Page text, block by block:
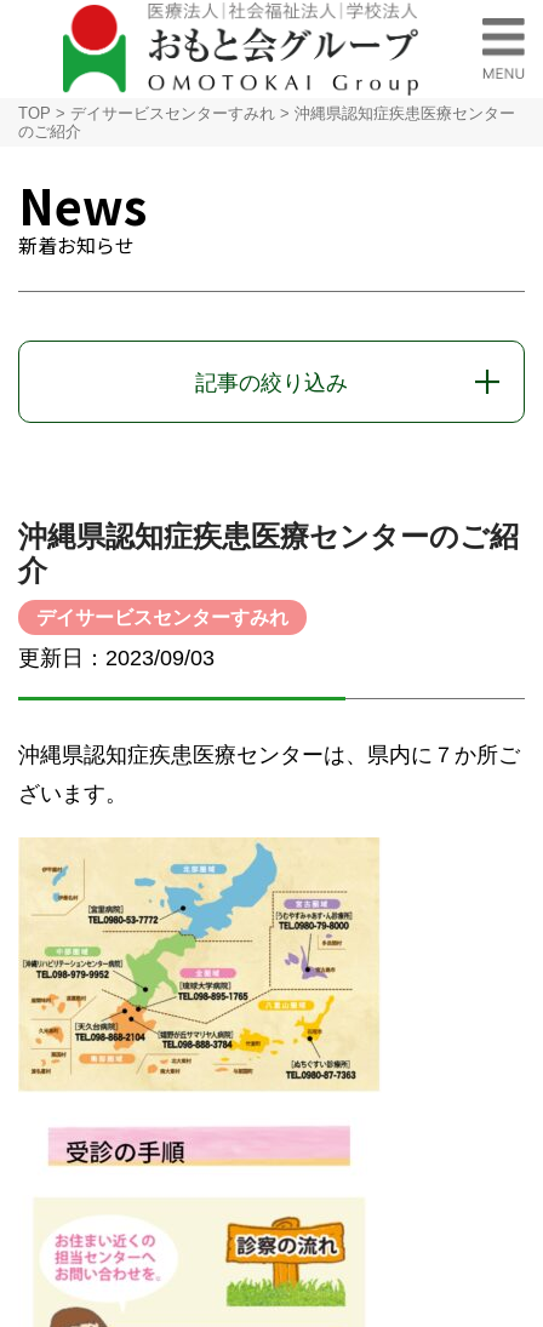
TOP > デイサービスセンターすみれ > 沖縄県認知症疾患医療センター
のご紹介
News
新着お知らせ
記事の絞り込み
沖縄県認知症疾患医療センターのご紹
介
デイサービスセンターすみれ
更新日：2023/09/03
沖縄県認知症疾患医療センターは、県内に７か所ご
ざいます。